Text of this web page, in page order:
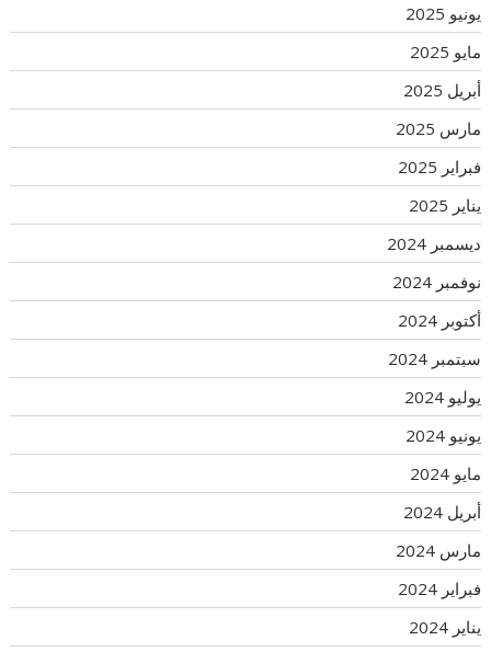
يونيو 2025
مايو 2025
أبريل 2025
مارس 2025
فبراير 2025
يناير 2025
ديسمبر 2024
نوفمبر 2024
أكتوبر 2024
سبتمبر 2024
يوليو 2024
يونيو 2024
مايو 2024
أبريل 2024
مارس 2024
فبراير 2024
يناير 2024